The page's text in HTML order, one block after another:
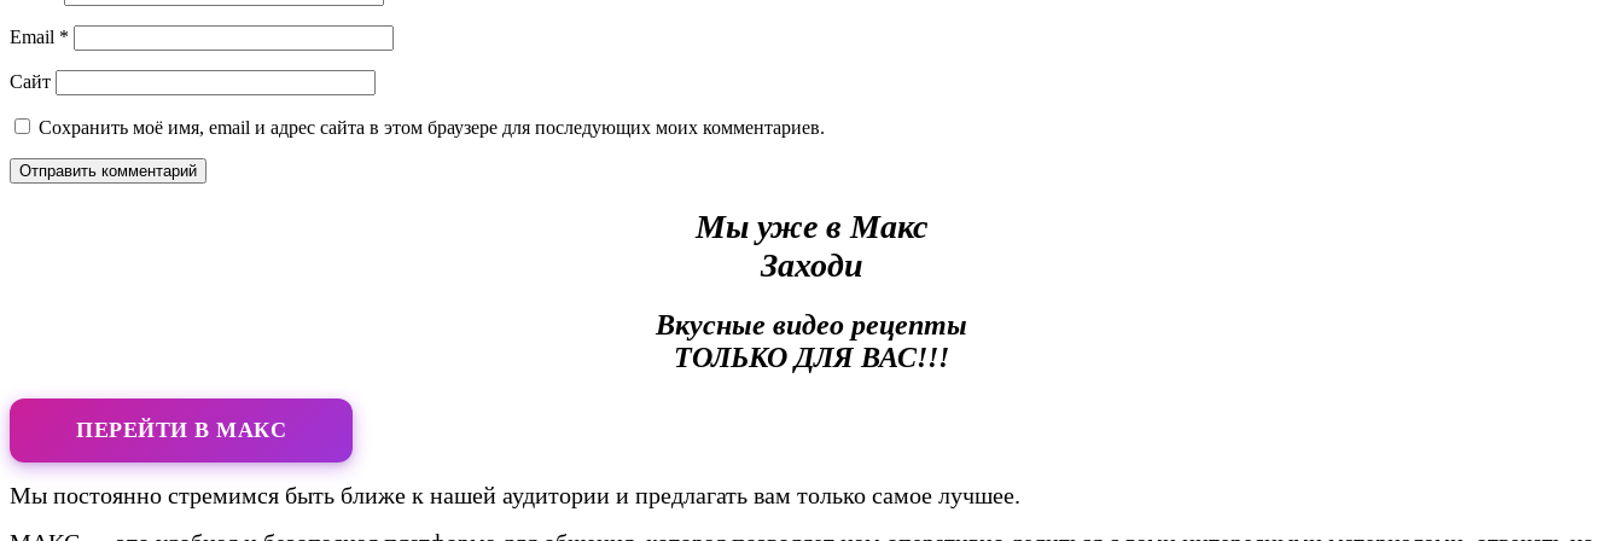
Email *
Сайт
Сохранить моё имя, email и адрес сайта в этом браузере для последующих моих комментариев.
Мы уже в Макс
Заходи
Вкусные видео рецепты
ТОЛЬКО ДЛЯ ВАС!!!
ПЕРЕЙТИ В МАКС
Мы постоянно стремимся быть ближе к нашей аудитории и предлагать вам только самое лучшее.